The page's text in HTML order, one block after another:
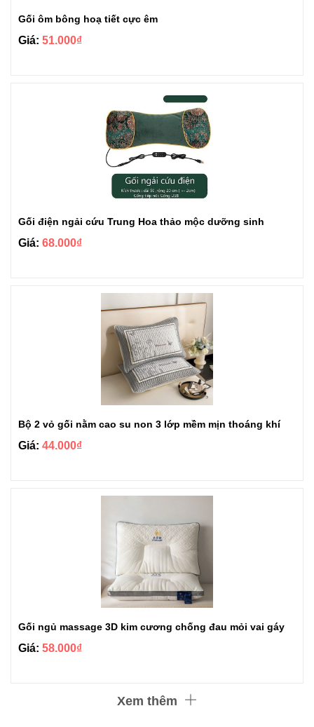
Gối ôm bông hoạ tiết cực êm
Giá: 51.000₫
Gối điện ngải cứu Trung Hoa thảo mộc dưỡng sinh
Giá: 68.000₫
Bộ 2 vỏ gối nằm cao su non 3 lớp mềm mịn thoáng khí
Giá: 44.000₫
Gối ngủ massage 3D kim cương chống đau mỏi vai gáy
Giá: 58.000₫
Xem thêm